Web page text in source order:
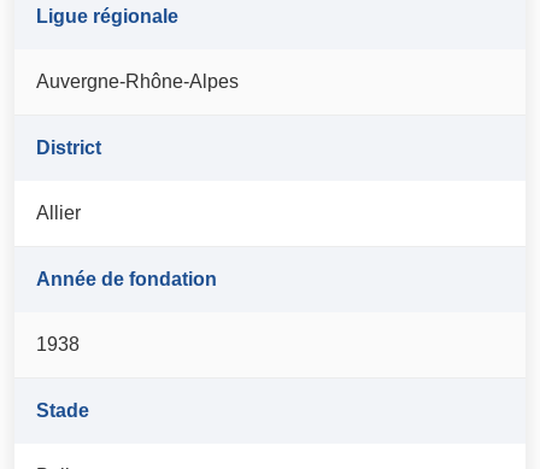
Ligue régionale
Auvergne-Rhône-Alpes
District
Allier
Année de fondation
1938
Stade